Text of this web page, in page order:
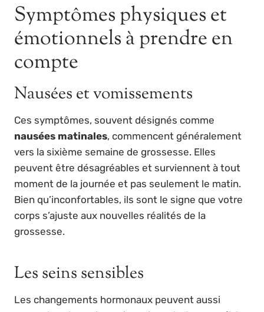
Symptômes physiques et
émotionnels à prendre en
compte
Nausées et vomissements
Ces symptômes, souvent désignés comme
nausées matinales, commencent généralement
vers la sixième semaine de grossesse. Elles
peuvent être désagréables et surviennent à tout
moment de la journée et pas seulement le matin.
Bien qu’inconfortables, ils sont le signe que votre
corps s’ajuste aux nouvelles réalités de la
grossesse.
Les seins sensibles
Les changements hormonaux peuvent aussi